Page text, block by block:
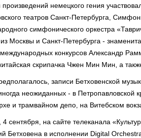
произведений немецкого гения
театров Санкт-Петербурга,
симфонического оркестра
Москвы и Санкт-Петербурга -
конкурсов Александр
скрипачка Чжен Мин Мин, а
записи Бетховенской
неожиданных - в Петропавловской
и трамвайном депо, на Витебском
4 сентября, на сайте телеканала
Бетховена в исполнении Digital